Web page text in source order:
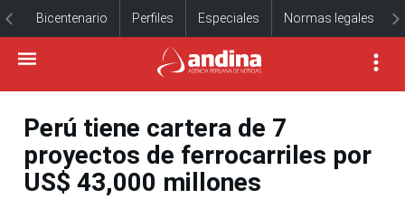
Bicentenario Perfiles Especiales Normas legales
Perú tiene cartera de 7
proyectos de ferrocarriles por
US$ 43,000 millones